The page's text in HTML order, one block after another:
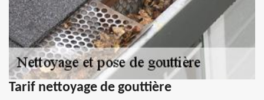
Tarif nettoyage de gouttière